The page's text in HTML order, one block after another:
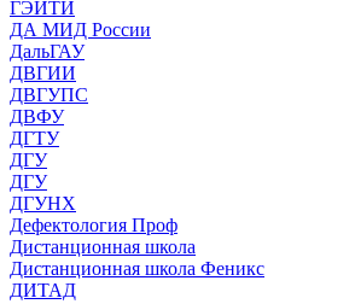
ГЭИТИ
ДА МИД России
ДальГАУ
ДВГИИ
ДВГУПС
ДВФУ
ДГТУ
ДГУ
ДГУ
ДГУНХ
Дефектология Проф
Дистанционная школа
Дистанционная школа Феникс
ДИТАД